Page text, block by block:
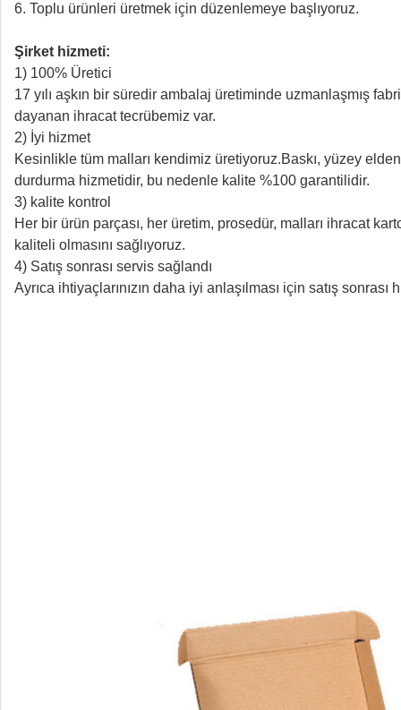
6. Toplu ürünleri üretmek için düzenlemeye başlıyoruz.
Şirket hizmeti:
1) 100% Üretici
17 yılı aşkın bir süredir ambalaj üretiminde uzmanlaşmış
dayanan ihracat tecrübemiz var.
2) İyi hizmet
Kesinlikle tüm malları kendimiz üretiyoruz.Baskı, yüzey
durdurma hizmetidir, bu nedenle kalite %100 garantilidir.
3) kalite kontrol
Her bir ürün parçası, her üretim, prosedür, malları ihracat
kaliteli olmasını sağlıyoruz.
4) Satış sonrası servis sağlandı
Ayrıca ihtiyaçlarınızın daha iyi anlaşılması için satış